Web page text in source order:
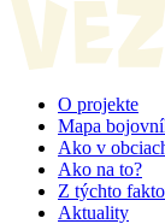
O projekte
Mapa
Ako v
Ako na to?
Z týchto
Aktuality